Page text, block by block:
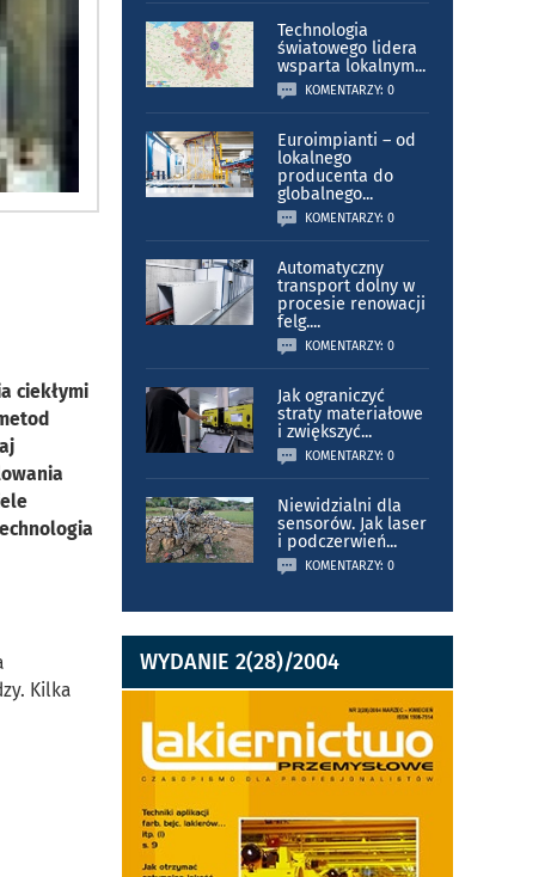
ciekłymi
Kilka
Technologia
światowego lidera
wsparta lokalnym...
KOMENTARZY: 0
Euroimpianti – od
lokalnego
producenta do
globalnego...
KOMENTARZY: 0
Automatyczny
transport dolny w
procesie renowacji
felg....
KOMENTARZY: 0
Jak ograniczyć
straty materiałowe
i zwiększyć...
KOMENTARZY: 0
Niewidzialni dla
sensorów. Jak laser
i podczerwień...
KOMENTARZY: 0
WYDANIE 2(28)/2004